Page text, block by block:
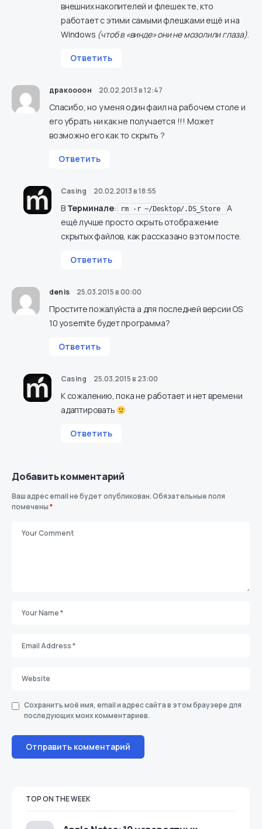
внешних накопителей и флешек те, кто
работает с этими самыми флешками ещё и на
Windows (чтоб в «винде» они не мозолили глаза).
Ответить
дракоооон 20.02.2013 в 12:47
Спасибо, но у меня один фаил на рабочем столе и
его убрать ни как не получается !!! Может
возможно его как то скрыть ?
Ответить
Casing 20.02.2013 в 18:55
В Терминале: rm -r ~/Desktop/.DS_Store
А
ещё лучше просто скрыть отображение
скрытых файлов, как рассказано в этом посте.
Ответить
denis 25.03.2015 в 00:00
Простите пожалуйста а для последней версии OS
10 yosemite будет программа?
Ответить
Casing 25.03.2015 в 23:00
К сожалению, пока не работает и нет времени
адаптировать
Ответить
Добавить комментарий
Ваш адрес email не будет опубликован.Обязательные поля
помечены*
Сохранить моё имя, email и адрес сайта в этом браузере для
последующих моих комментариев.
TOP ON THE WEEK